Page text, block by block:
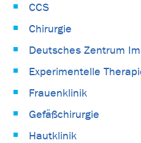
CCS
Chirurgie
Deutsches Zentrum
Experimentelle
Frauenklinik
Gefäßchirurgie
Hautklinik